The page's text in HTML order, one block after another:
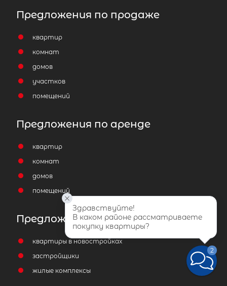
Предложения по продаже
квартир
комнат
домов
участков
помещений
Предложения по аренде
квартир
комнат
домов
помещений
Предложения на первичном рынке
квартиры в новостройках
застройщики
жилые комплексы
2
Здравствуйте!
В каком районе рассматриваете
покупку квартиры?